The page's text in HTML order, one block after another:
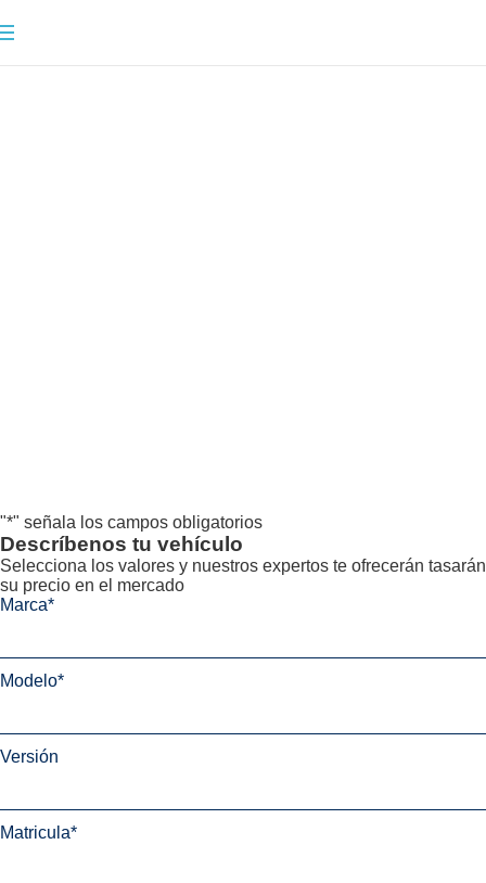
"*" señala los campos obligatorios
Descríbenos tu vehículo
Selecciona los valores y nuestros expertos te ofrecerán tasarán
su precio en el mercado
Marca*
Modelo*
Versión
Matricula*